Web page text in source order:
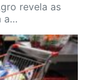
revela as
a…